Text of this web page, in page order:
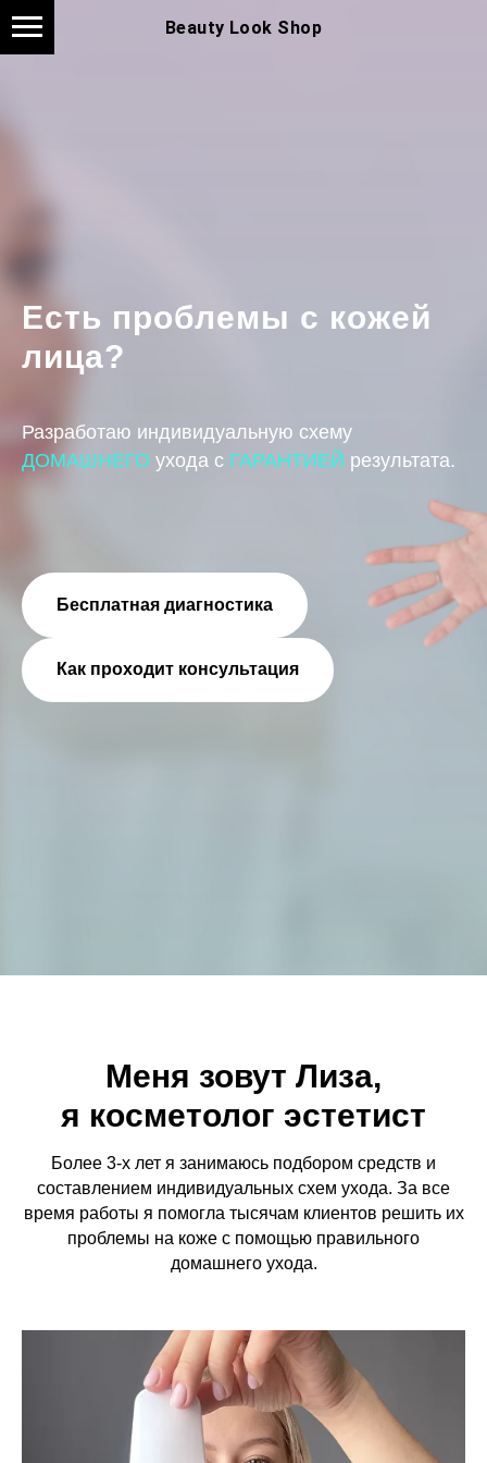
Beauty Look Shop
Есть проблемы с кожей
лица?
Разработаю индивидуальную схему
ДОМАШНЕГО ухода с ГАРАНТИЕЙ результата.
Бесплатная диагностика
Как проходит консультация
Меня зовут Лиза,
я косметолог эстетист
Более 3-х лет я занимаюсь подбором средств и
составлением индивидуальных схем ухода. За все
время работы я помогла тысячам клиентов решить их
проблемы на коже с помощью правильного
домашнего ухода.